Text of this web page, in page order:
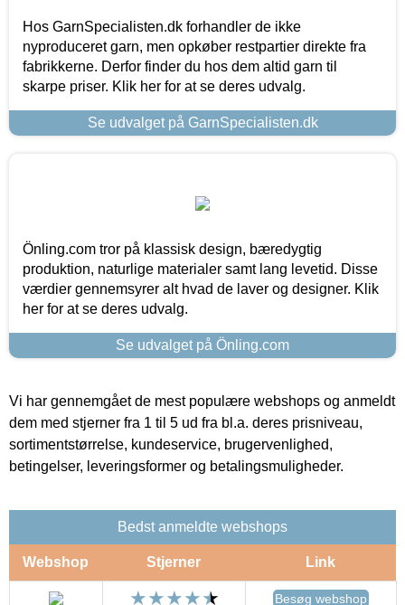
Hos GarnSpecialisten.dk forhandler de ikke
nyproduceret garn, men opkøber restpartier direkte fra
fabrikkerne. Derfor finder du hos dem altid garn til
skarpe priser. Klik her for at se deres udvalg.
Se udvalget på GarnSpecialisten.dk
Önling.com tror på klassisk design, bæredygtig
produktion, naturlige materialer samt lang levetid. Disse
værdier gennemsyrer alt hvad de laver og designer. Klik
her for at se deres udvalg.
Se udvalget på Önling.com
Vi har gennemgået de mest populære webshops og anmeldt
dem med stjerner fra 1 til 5 ud fra bl.a. deres prisniveau,
sortimentstørrelse, kundeservice, brugervenlighed,
betingelser, leveringsformer og betalingsmuligheder.
Bedst anmeldte webshops
Webshop Stjerner Link
Besøg webshop